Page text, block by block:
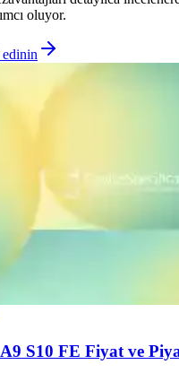
oluyor.
S10 FE Fiyat ve